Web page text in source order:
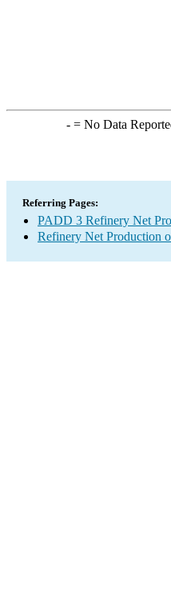
-= No Data
Referring Pages:
PADD 3 Refinery Net
Refinery Net Production